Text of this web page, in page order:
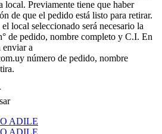
local. Previamente tiene que haber
de que el pedido está listo para retirar.
local seleccionado será necesario la
de pedido, nombre completo y C.I. En
enviar a
número de pedido, nombre